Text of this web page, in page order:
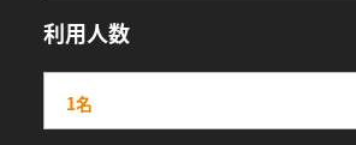
利用人数